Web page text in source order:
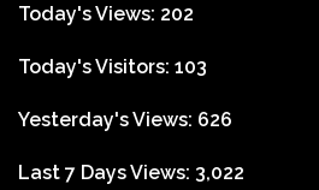
Today's Views: 202
Today's Visitors: 103
Yesterday's Views: 626
Last 7 Days Views: 3,022